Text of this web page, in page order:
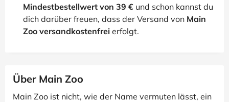
Mindestbestellwert von 39 € und schon kannst du
dich darüber freuen, dass der Versand von Main
Zoo versandkostenfrei erfolgt.
Über Main Zoo
Main Zoo ist nicht, wie der Name vermuten lässt, ein